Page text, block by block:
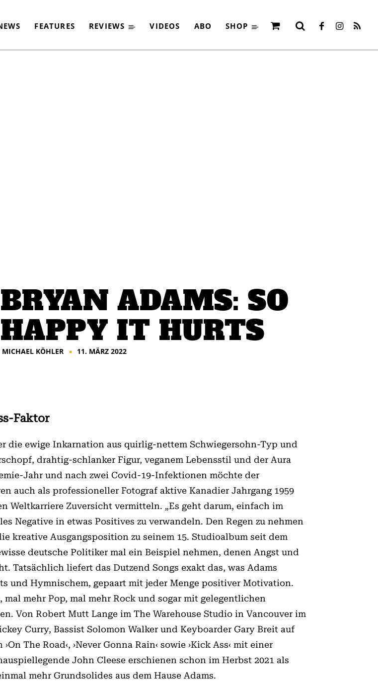
FEATURES REVIEWS VIDEOS ABO SHOP
BRYAN ADAMS: SO
HAPPY IT HURTS
MICHAEL KÖHLER ■ 11. MÄRZ 2022
Faktor
die ewige Inkarnation aus quirlig-nettem Schwiegersohn-Typ und
drahtig-schlanker Figur, veganem Lebensstil und der Aura
Jahr und nach zwei Covid-19-Infektionen möchte der
auch als professioneller Fotograf aktive Kanadier Jahrgang 1959
Weltkarriere Zuversicht vermitteln. „Es geht darum, einfach im
Negative in etwas Positives zu verwandeln. Den Regen zu nehmen
kreative Ausgangsposition zu seinem 15. Studioalbum seit dem
deutsche Politiker mal ein Beispiel nehmen, denen Angst und
Tatsächlich liefert das Dutzend Songs exakt das, was Adams
und Hymnischem, gepaart mit jeder Menge positiver Motivation.
mehr Pop, mal mehr Rock und sogar mit gelegentlichen
Von Robert Mutt Lange im The Warehouse Studio in Vancouver im
Curry, Bassist Solomon Walker und Keyboarder Gary Breit auf
The Road‹, ›Never Gonna Rain‹ sowie ›Kick Ass‹ mit einer
John Cleese erschienen schon im Herbst 2021 als
mehr Grundsolides aus dem Hause Adams.